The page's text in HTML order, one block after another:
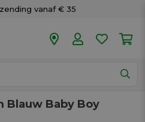
vanaf € 35
50 winkels
Blauw Baby Boy